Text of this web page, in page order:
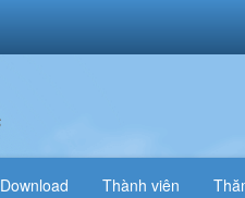
Download Thành viên